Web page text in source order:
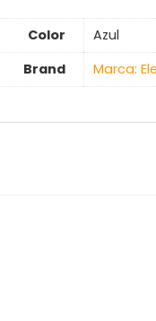
Color
‎Azul
Brand
Marca: